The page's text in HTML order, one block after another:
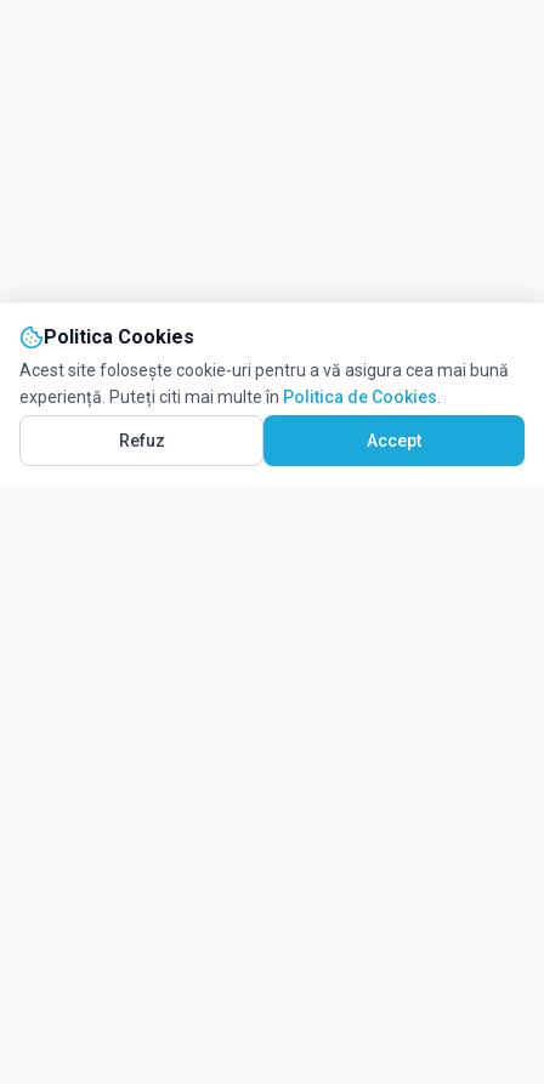
Politica Cookies
Acest site folosește cookie-uri pentru a vă asigura cea mai bună
experiență. Puteți citi mai multe în Politica de Cookies
Refuz Accept